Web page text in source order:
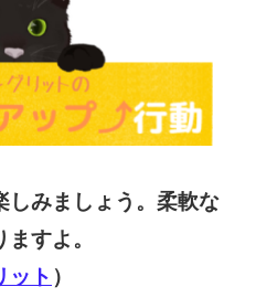
しみましょう。柔軟な
すよ。
ット ）